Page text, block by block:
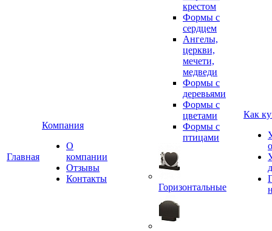
Главная
Компания
О
компании
Отзывы
Контакты
крестом
Формы с
сердцем
Ангелы,
церкви,
мечети,
медведи
Формы с
деревьями
Формы с
цветами
Формы с
птицами
Горизонтальные
Как